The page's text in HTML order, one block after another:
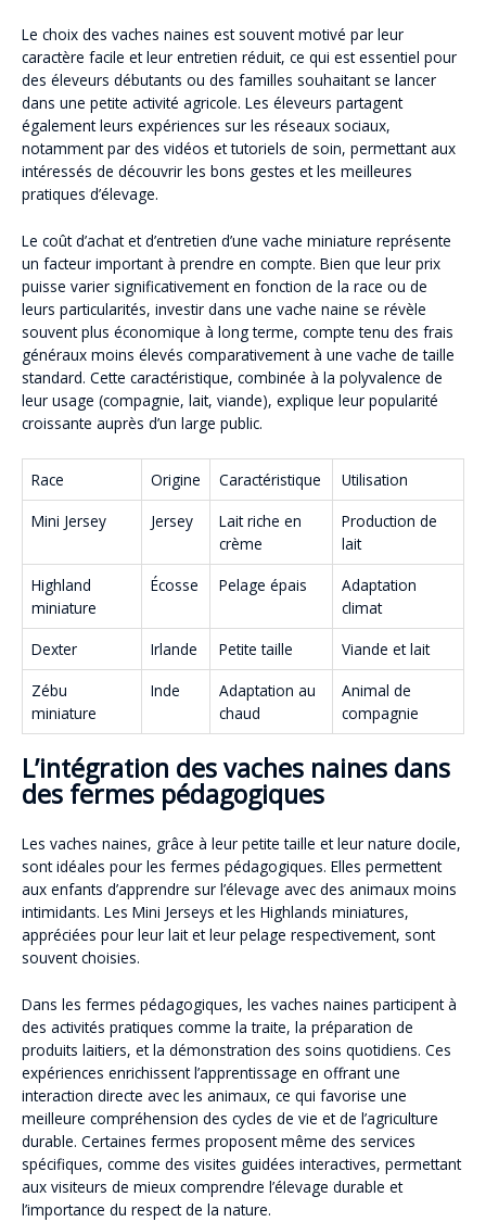
Le choix des vaches naines est souvent motivé par leur
caractère facile et leur entretien réduit, ce qui est essentiel pour
des éleveurs débutants ou des familles souhaitant se lancer
dans une petite activité agricole. Les éleveurs partagent
également leurs expériences sur les réseaux sociaux,
notamment par des vidéos et tutoriels de soin, permettant aux
intéressés de découvrir les bons gestes et les meilleures
pratiques d’élevage.
Le coût d’achat et d’entretien d’une vache miniature représente
un facteur important à prendre en compte. Bien que leur prix
puisse varier significativement en fonction de la race ou de
leurs particularités, investir dans une vache naine se révèle
souvent plus économique à long terme, compte tenu des frais
généraux moins élevés comparativement à une vache de taille
standard. Cette caractéristique, combinée à la polyvalence de
leur usage (compagnie, lait, viande), explique leur popularité
croissante auprès d’un large public.
Race Origine Caractéristique
Utilisation
Mini Jersey
Jersey
Lait riche en
crème
Production de
lait
Highland
miniature
Écosse Pelage épais
Adaptation
climat
Dexter
Irlande Petite taille
Viande et lait
Zébu
miniature
Inde
Adaptation au
chaud
Animal de
compagnie
L’intégration des vaches naines dans
des fermes pédagogiques
Les vaches naines, grâce à leur petite taille et leur nature docile,
sont idéales pour les fermes pédagogiques. Elles permettent
aux enfants d’apprendre sur l’élevage avec des animaux moins
intimidants. Les Mini Jerseys et les Highlands miniatures,
appréciées pour leur lait et leur pelage respectivement, sont
souvent choisies.
Dans les fermes pédagogiques, les vaches naines participent à
des activités pratiques comme la traite, la préparation de
produits laitiers, et la démonstration des soins quotidiens. Ces
expériences enrichissent l’apprentissage en offrant une
interaction directe avec les animaux, ce qui favorise une
meilleure compréhension des cycles de vie et de l’agriculture
durable. Certaines fermes proposent même des services
spécifiques, comme des visites guidées interactives, permettant
aux visiteurs de mieux comprendre l’élevage durable et
l’importance du respect de la nature.